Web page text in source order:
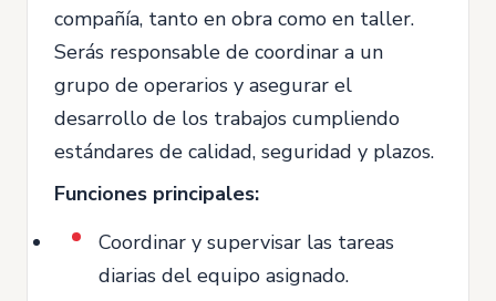
compañía, tanto en obra como en taller.
Serás responsable de coordinar a un
grupo de operarios y asegurar el
desarrollo de los trabajos cumpliendo
estándares de calidad, seguridad y plazos.
Funciones principales:
Coordinar y supervisar las tareas
diarias del equipo asignado.